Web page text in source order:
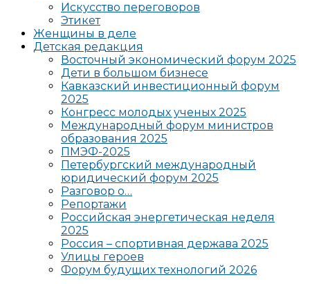
Искусство переговоров
Этикет
Женщины в деле
Детская редакция
Восточный экономический форум 2025
Дети в большом бизнесе
Кавказский инвестиционный форум
2025
Конгресс молодых ученых 2025
Международный форум министров
образования 2025
ПМЭФ-2025
Петербургский международный
юридический форум 2025
Разговор о…
Репортажи
Российская энергетическая неделя
2025
Россия – спортивная держава 2025
Улицы героев
Форум будущих технологий 2026